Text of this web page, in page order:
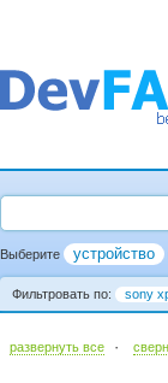
Выберите устройство
Фильтровать по: sony
развернуть все ·